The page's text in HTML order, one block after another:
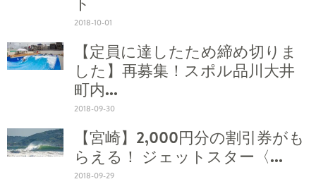
2018-10-01
【定員に達したため締め切りま
した】再募集！スポル品川大井
町内...
2018-09-30
【宮崎】2,000円分の割引券がも
らえる！ ジェットスター〈...
2018-09-29